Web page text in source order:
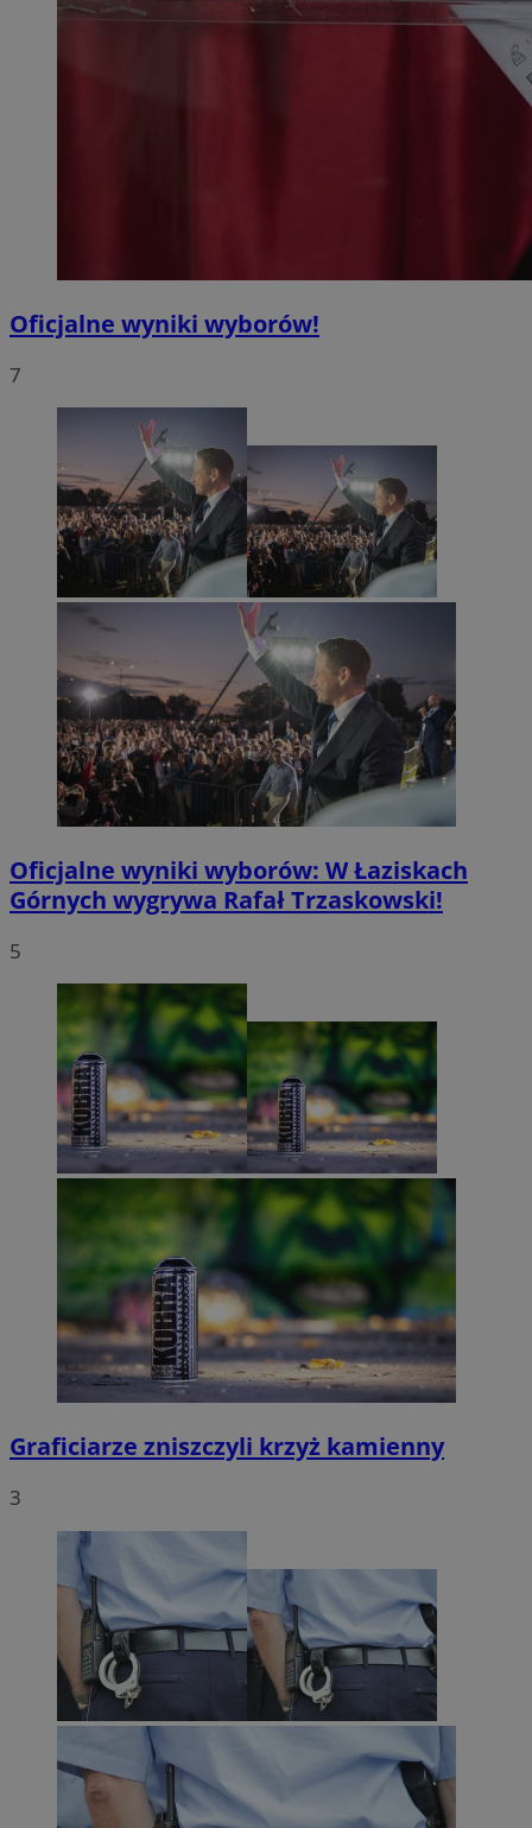
Oficjalne wyniki wyborów!
7
Oficjalne wyniki wyborów: W Łaziskach
Górnych wygrywa Rafał Trzaskowski!
5
Graficiarze zniszczyli krzyż kamienny
3